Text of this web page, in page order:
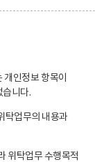
인정보 항목이
습니다.
탁업무의 내용과
위탁업무 수행목적